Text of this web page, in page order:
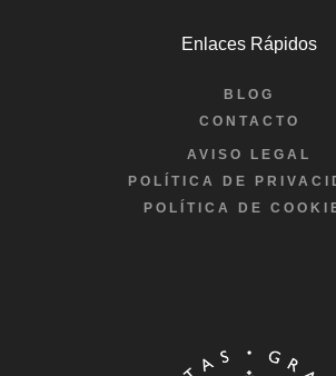
Enlaces Rápidos
BLOG
CONTACTO
AVISO LEGAL
POLÍTICA DE
POLÍTICA DE